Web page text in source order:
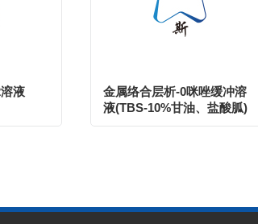
液
金属络合层析-0咪唑缓冲溶
液(TBS-10%甘油、盐酸胍)